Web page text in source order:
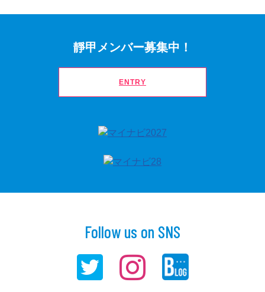
靜甲メンバー募集中！
ENTRY
Follow us on SNS